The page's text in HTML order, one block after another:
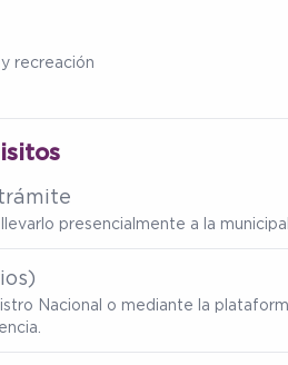
recreación
presencialmente a la
Nacional o mediante la